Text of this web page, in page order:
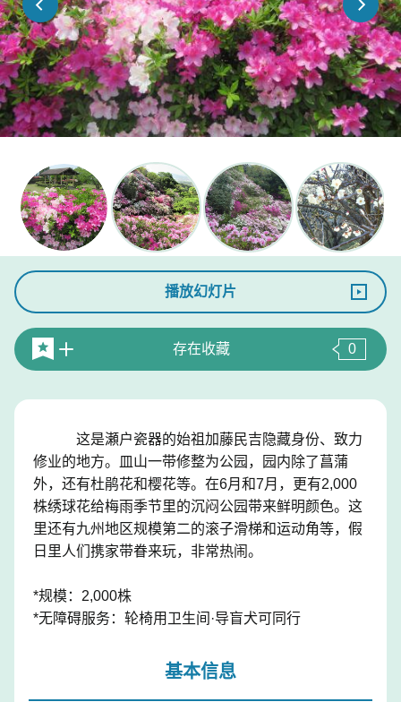
播放幻灯片
存在收藏 0
这是瀬户瓷器的始祖加藤民吉隐藏身份、致力
修业的地方。皿山一带修整为公园，园内除了菖蒲
外，还有杜鹃花和樱花等。在6月和7月，更有2,000
株绣球花给梅雨季节里的沉闷公园带来鲜明颜色。这
里还有九州地区规模第二的滚子滑梯和运动角等，假
日里人们携家带眷来玩，非常热闹。
*规模：2,000株
*无障碍服务：轮椅用卫生间·导盲犬可同行
基本信息